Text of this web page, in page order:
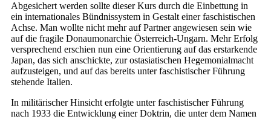
Abgesichert werden sollte dieser Kurs durch die Einbettung in
ein internationales Bündnissystem in Gestalt einer faschistischen
Achse. Man wollte nicht mehr auf Partner angewiesen sein wie
auf die fragile Donaumonarchie Österreich-Ungarn. Mehr Erfolg
versprechend erschien nun eine Orientierung auf das erstarkende
Japan, das sich anschickte, zur ostasiatischen Hegemonialmacht
aufzusteigen, und auf das bereits unter faschistischer Führung
stehende Italien.
In militärischer Hinsicht erfolgte unter faschistischer Führung
nach 1933 die Entwicklung einer Doktrin, die unter dem Namen